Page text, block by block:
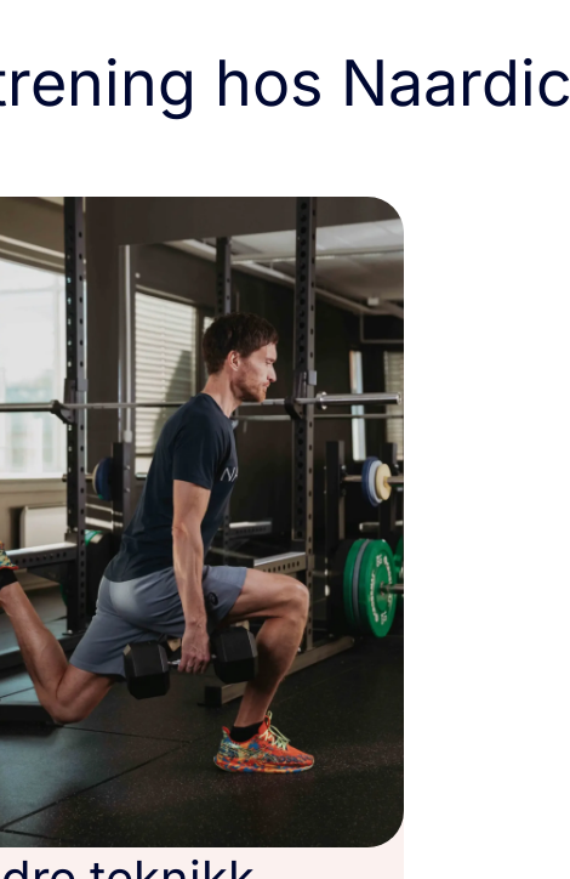
hos Naardic